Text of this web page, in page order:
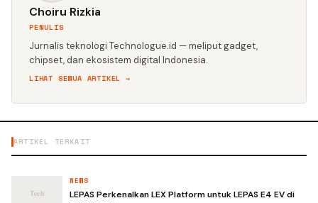
Choiru Rizkia
PENULIS
Jurnalis teknologi Technologue.id — meliput gadget,
chipset, dan ekosistem digital Indonesia.
LIHAT SEMUA ARTIKEL →
ARTIKEL TERKAIT
NEWS
LEPAS Perkenalkan LEX Platform untuk LEPAS E4 EV di